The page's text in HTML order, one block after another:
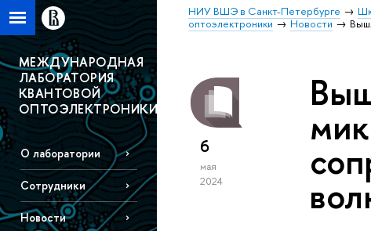
НИУ ВШЭ в Санкт-Петербурге
оптоэлектроники
Новости
МЕЖДУНАРОДНАЯ
ЛАБОРАТОРИЯ
КВАНТОВОЙ
ОПТОЭЛЕКТРОНИКИ
О лаборатории
Сотрудники
Новости
6
мая
2024